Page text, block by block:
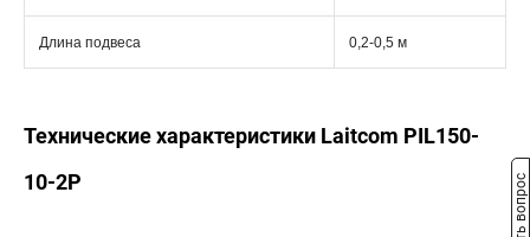
Длина подвеса 0,2-0,5 м
Технические характеристики Laitcom PIL150-
10-2P